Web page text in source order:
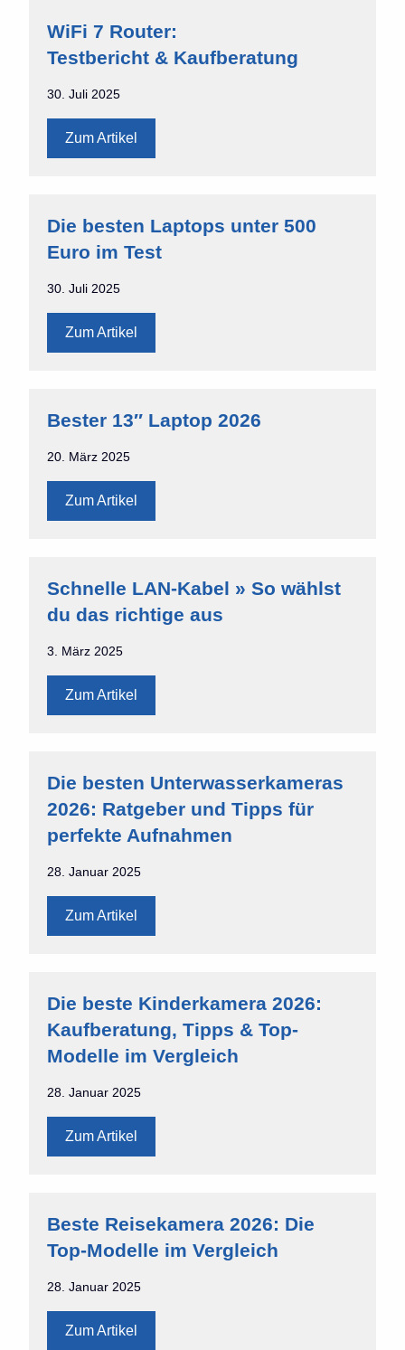
WiFi 7 Router:
Testbericht & Kaufberatung
30. Juli 2025
Zum Artikel
Die besten Laptops unter 500
Euro im Test
30. Juli 2025
Zum Artikel
Bester 13″ Laptop 2026
20. März 2025
Zum Artikel
Schnelle LAN-Kabel » So wählst
du das richtige aus
3. März 2025
Zum Artikel
Die besten Unterwasserkameras
2026: Ratgeber und Tipps für
perfekte Aufnahmen
28. Januar 2025
Zum Artikel
Die beste Kinderkamera 2026:
Kaufberatung, Tipps & Top-
Modelle im Vergleich
28. Januar 2025
Zum Artikel
Beste Reisekamera 2026: Die
Top-Modelle im Vergleich
28. Januar 2025
Zum Artikel